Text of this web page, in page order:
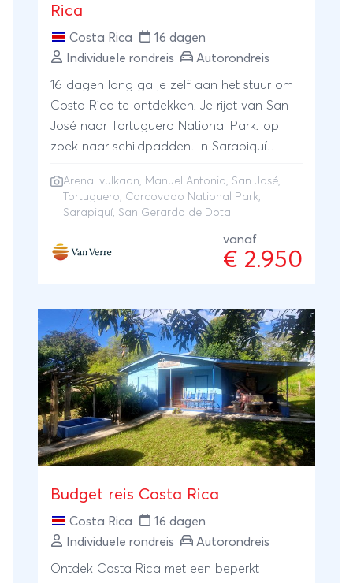
Rica
Costa Rica
16 dagen
Individuele rondreis
Autorondreis
16 dagen lang ga je zelf aan het stuur om
Costa Rica te ontdekken! Je rijdt van San
José naar Tortuguero National Park: op
zoek naar schildpadden. In Sarapiquí
In de omgeving van Arenal kun je de
vulkaan verkennen en de omgeving van
National Park kan je apen, luiaards en
op het programma. Bij Van Verre stel je
jouw eigen reis samen. Laat je inspireren
door dit reisschema. Geef jouw persoonlijke
wensen en ideeën door en de reis wordt op
maat voor je samengesteld. Ook de
vertrekdatum bepaal jezelf!
Arenal vulkaan, Manuel Antonio, San José,
Tortuguero, Corcovado National Park,
Sarapiquí, San Gerardo de Dota
vanaf
€ 2.950
Budget reis Costa Rica
Costa Rica
16 dagen
Individuele rondreis
Autorondreis
Ontdek Costa Rica met een beperkt